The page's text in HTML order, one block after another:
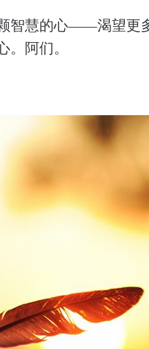
智慧的心——渴望更
阿们。